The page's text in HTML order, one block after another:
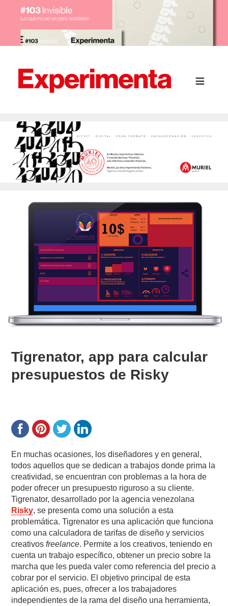
Tigrenator, app para calcular
presupuestos de Risky
En muchas ocasiones, los diseñadores y en general,
todos aquellos que se dedican a trabajos donde prima la
creatividad, se encuentran con problemas a la hora de
poder ofrecer un presupuesto riguroso a su cliente.
Tigrenator, desarrollado por la agencia venezolana
Risky, se presenta como una solución a esta
problemática. Tigrenator es una aplicación que funciona
como una calculadora de tarifas de diseño y servicios
creativosfreelance. Permite a los creativos, teniendo en
cuenta un trabajo específico, obtener un precio sobre la
marcha que les pueda valer como referencia del precio a
cobrar por el servicio. El objetivo principal de esta
aplicación es, pues, ofrecer a los trabajadores
independientes de la rama del diseño una herramienta,